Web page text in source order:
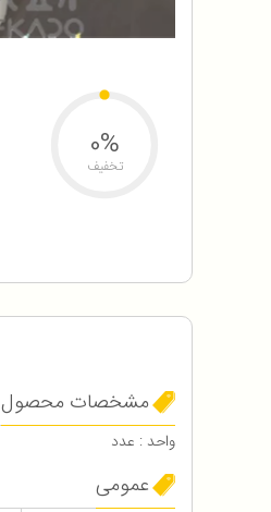
0%
تخفیف
مشخصات محصول
واحد : عدد
عمومی